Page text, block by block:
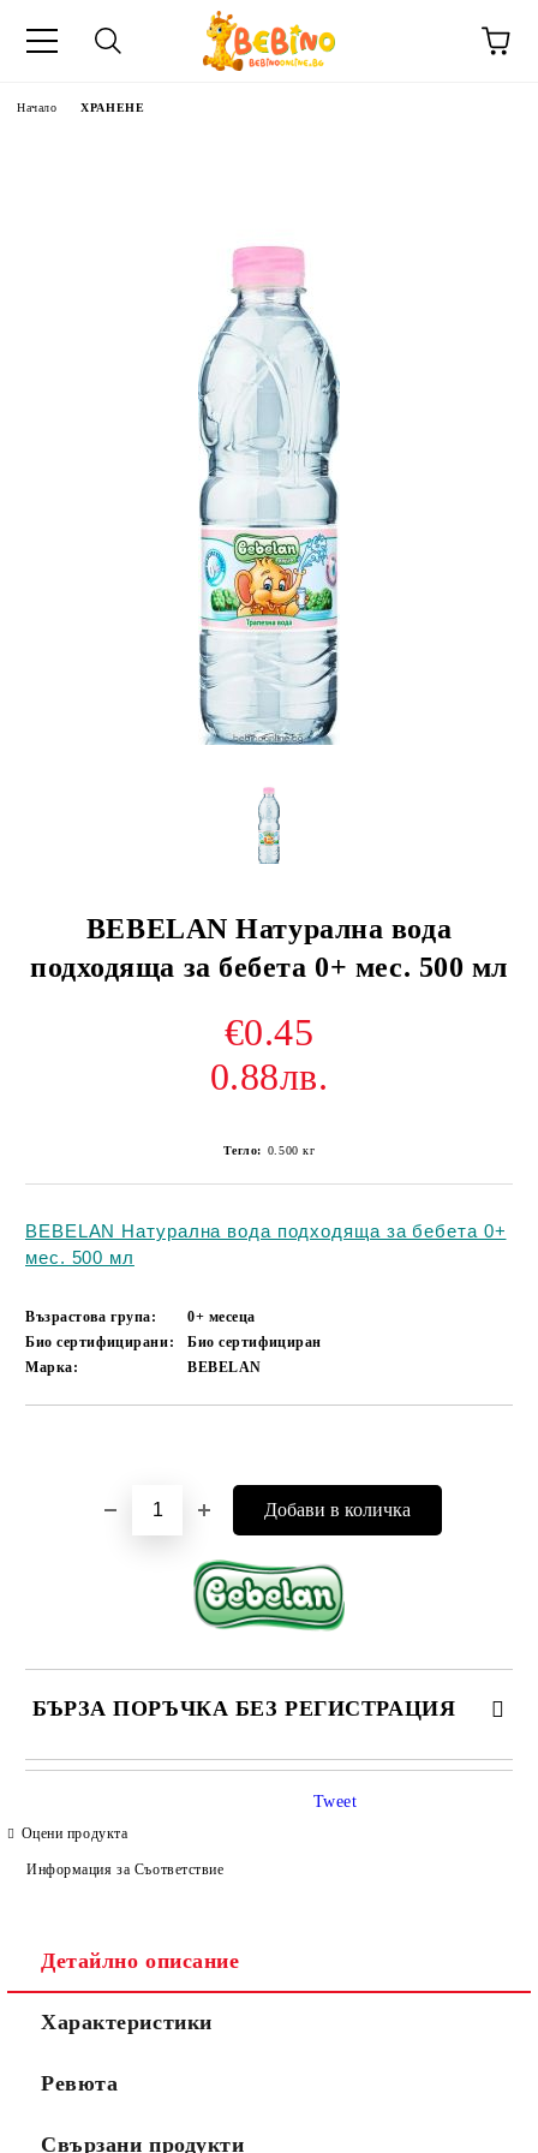
Начало ХРАНЕНЕ
BEBELAN Натурална вода
подходяща за бебета 0+ мес. 500 мл
€0.45
0.88лв.
Тегло: 0.500 кг
BEBELAN Натурална вода подходяща за бебета 0+
мес. 500 мл
Възрастова група:
0+ месеца
Био сертифицирани:
Био сертифициран
Марка:
BEBELAN
БЪРЗА ПОРЪЧКА БЕЗ РЕГИСТРАЦИЯ
САМО ПОПЪЛНЕТЕ 4 ПОЛЕТА
Съгласен съм сПолитиката за лични данни
Ние ще се свържем с вас в рамките на работния ден.
Оцени продукта
Информация за Съответствие
Tweet
Детайлно описание
Характеристики
Ревюта
Свързани продукти